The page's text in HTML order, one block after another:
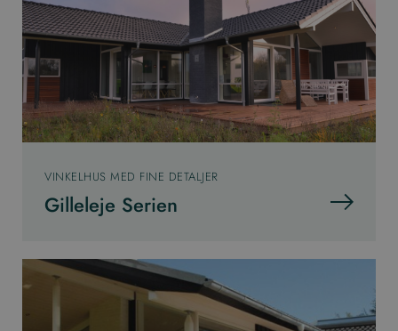
VINKELHUS MED FINE DETALJER
Gilleleje Serien